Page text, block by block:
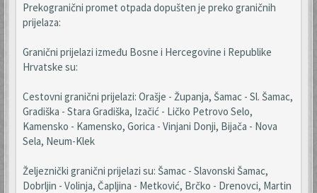
Prekogranični promet otpada dopušten je preko graničnih
prijelaza:
Granični prijelazi između Bosne i Hercegovine i Republike
Hrvatske su:
Cestovni granični prijelazi: Orašje - Županja, Šamac - Sl. Šamac,
Gradiška - Stara Gradiška, Izačić - Ličko Petrovo Selo,
Kamensko - Kamensko, Gorica - Vinjani Donji, Bijača - Nova
Sela, Neum-Klek
Željeznički granični prijelazi su: Šamac - Slavonski Šamac,
Dobrljin - Volinja, Čapljina - Metković, Brčko - Drenovci, Martin